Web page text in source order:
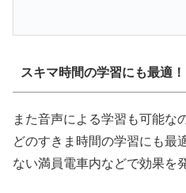
スキマ時間の学習にも最適！
また音声による学習も可能な
どのすきま時間の学習にも最
ない満員電車内などで効果を